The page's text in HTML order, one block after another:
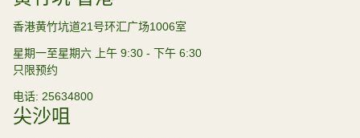
香港黄竹坑道21号环汇广场1006室
星期一至星期六 上午 9:30 - 下午 6:30
只限预约
电话 25634800
尖沙咀